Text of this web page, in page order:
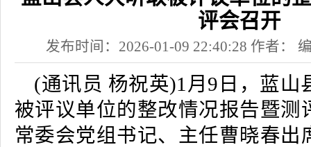
评会召开
发布时间：2026-01-09 22:40:28 作者：
(通讯员 杨祝英)1月9日，蓝山
被评议单位的整改情况报告暨测
常委会党组书记、主任曹晓春出